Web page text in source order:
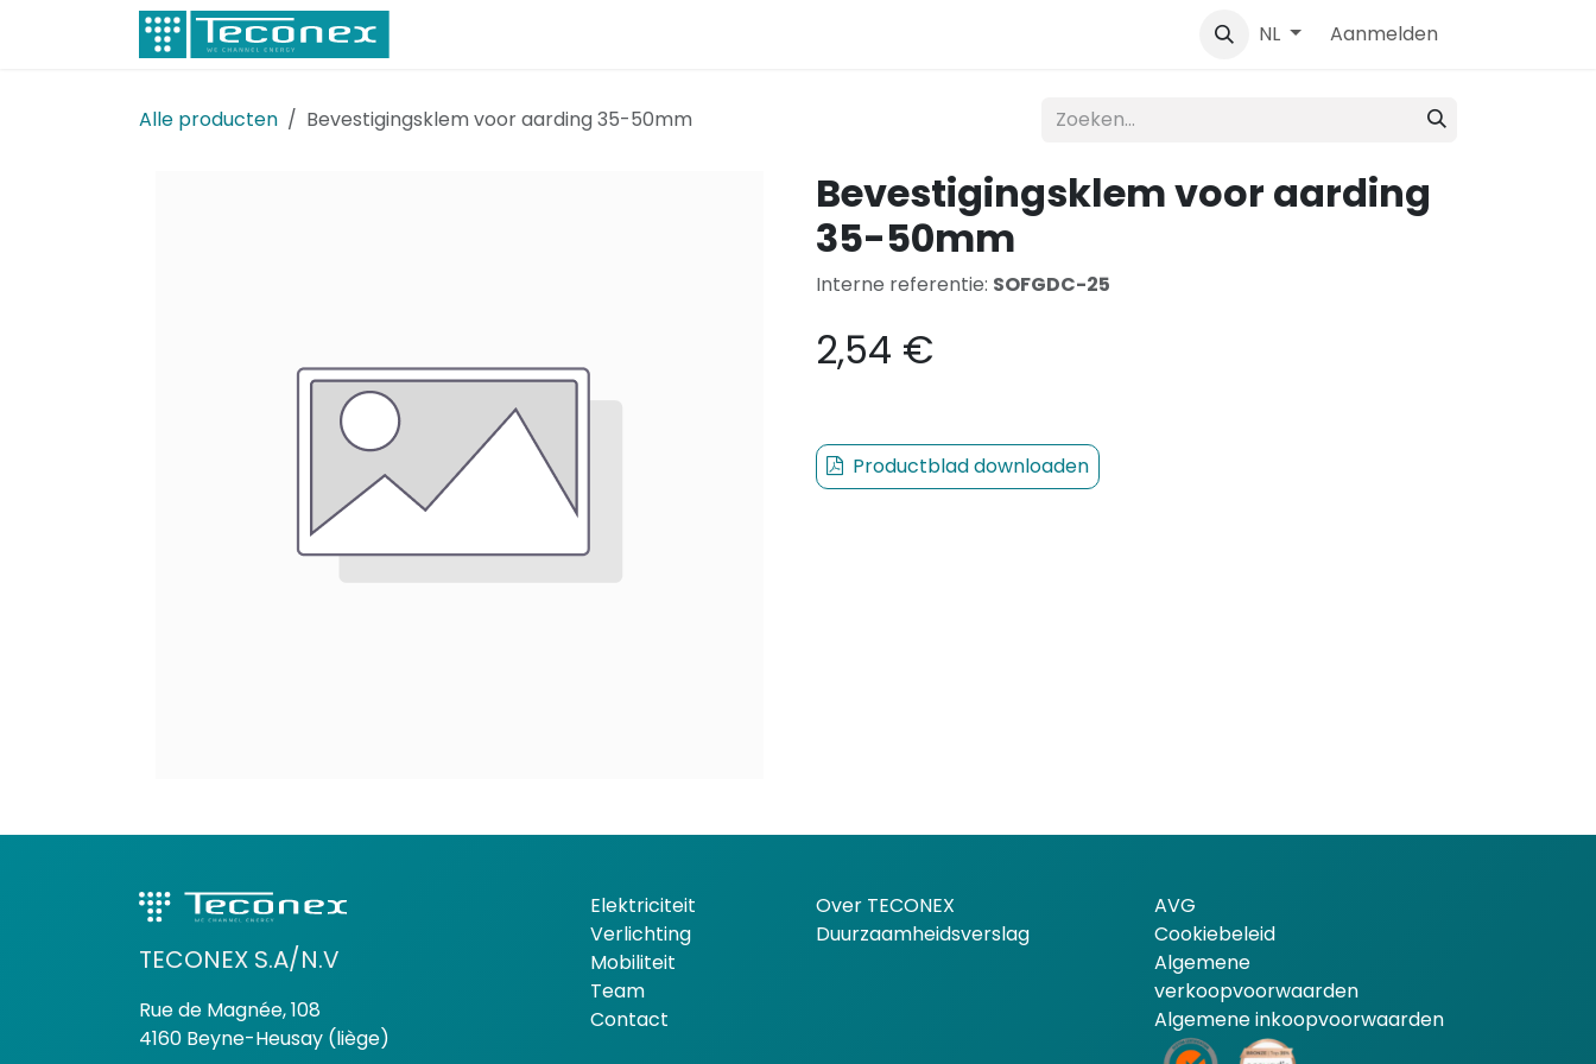
Overslaan naar inhoud
NL Aanmelden
Alle producten Bevestigingsklem voor aarding 35-50mm
Bevestigingsklem voor aarding
35-50mm
Interne referentie: SOFGDC-25
2,54 €
Productblad downloaden
TECONEX S.A/N.V
Rue de Magnée, 108
4160 Beyne-Heusay (liège)
Elektriciteit
Verlichting
Mobiliteit
Team
Contact
Over TECONEX
Duurzaamheidsverslag
AVG
Cookiebeleid
Algemene
verkoopvoorwaarden
Algemene inkoopvoorwaarden